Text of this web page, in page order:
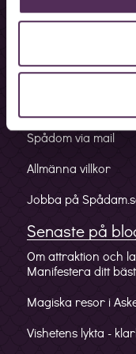
Bokningslinje
Förskottslinje
Spådom via mail
Allmänna villkor
Jobba på
Senaste på
Om attraktion och
Manifestera ditt
Magiska resor i
Vishetens lykta -